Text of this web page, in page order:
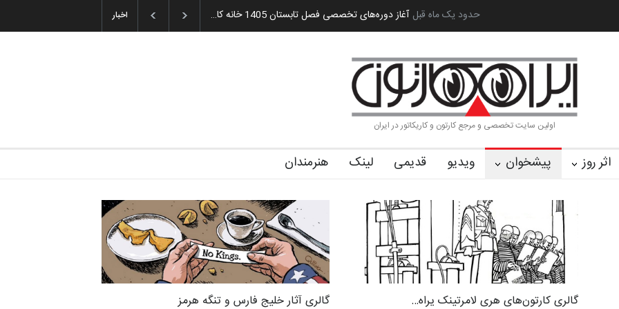
اخبار گزارش تصویری آیین اختتامیه و اهدای جوایز سوم… به یاد اردوغان باشول (۱۹۳۶–۲۰۲۶) بین‌المل… 2 ماه قبل
اولین سایت تخصصی و مرجع کارتون و کاریکاتور در ایران
اثر روز پیشخوان ویدیو قدیمی لینک هنرمندان
گالری آثار خلیج فارس و تنگه هرمز گالری کارتون‌های هری لامرتینک یراه…